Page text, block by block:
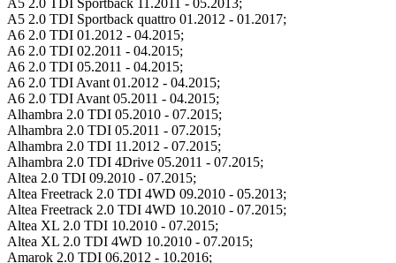
A5 2.0 TDI Sportback quattro 01.2012 - 01.2017;
A6 2.0 TDI 01.2012 - 04.2015;
A6 2.0 TDI 02.2011 - 04.2015;
A6 2.0 TDI 05.2011 - 04.2015;
A6 2.0 TDI Avant 01.2012 - 04.2015;
A6 2.0 TDI Avant 05.2011 - 04.2015;
Alhambra 2.0 TDI 05.2010 - 07.2015;
Alhambra 2.0 TDI 05.2011 - 07.2015;
Alhambra 2.0 TDI 11.2012 - 07.2015;
Alhambra 2.0 TDI 4Drive 05.2011 - 07.2015;
Altea 2.0 TDI 09.2010 - 07.2015;
Altea Freetrack 2.0 TDI 4WD 09.2010 - 05.2013;
Altea Freetrack 2.0 TDI 4WD 10.2010 - 07.2015;
Altea XL 2.0 TDI 10.2010 - 07.2015;
Altea XL 2.0 TDI 4WD 10.2010 - 07.2015;
Amarok 2.0 TDI 06.2012 - 10.2016;